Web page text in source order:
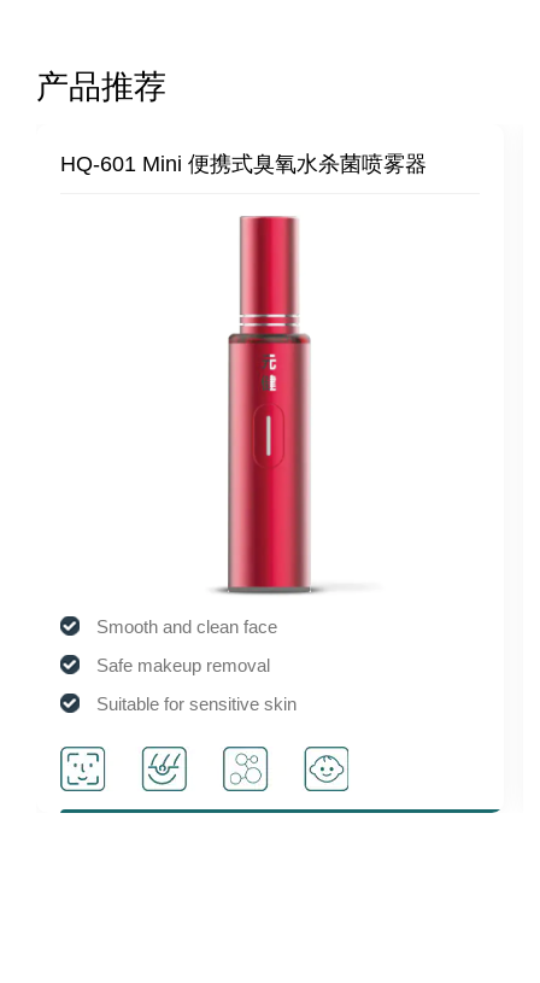
产品推荐
HQ-601 Mini 便携式臭氧水杀菌喷雾器
Smooth and clean face
Safe makeup removal
Suitable for sensitive skin
Activate cell activity